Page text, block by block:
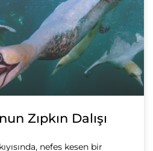
Zıpkın Dalışı
nefes kesen bir